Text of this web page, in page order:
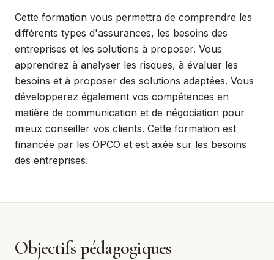
Cette formation vous permettra de comprendre les
différents types d'assurances, les besoins des
entreprises et les solutions à proposer. Vous
apprendrez à analyser les risques, à évaluer les
besoins et à proposer des solutions adaptées. Vous
développerez également vos compétences en
matière de communication et de négociation pour
mieux conseiller vos clients. Cette formation est
financée par les OPCO et est axée sur les besoins
des entreprises.
Objectifs pédagogiques